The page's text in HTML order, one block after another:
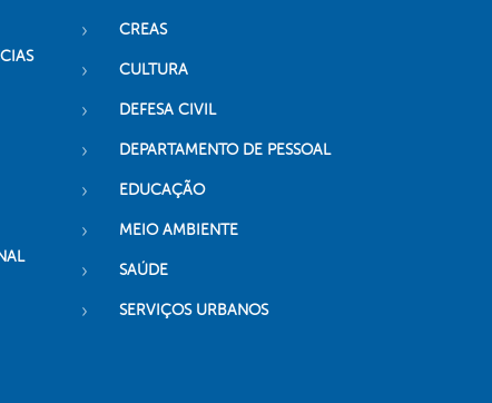
CREAS
CULTURA
DEFESA CIVIL
DEPARTAMENTO DE PESSOAL
EDUCAÇÃO
MEIO AMBIENTE
SAÚDE
SERVIÇOS URBANOS